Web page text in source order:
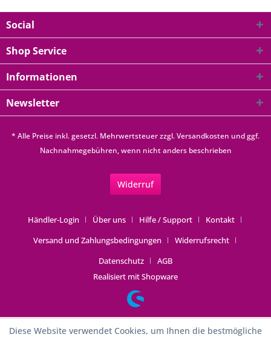
Social
Shop Service
Informationen
Newsletter
* Alle Preise inkl. gesetzl. Mehrwertsteuer zzgl.Versandkosten und ggf.
Nachnahmegebühren, wenn nicht anders beschrieben
Widerruf
Händler-Login Über uns Hilfe / Support
Kontakt
Versand und Zahlungsbedingungen
Widerrufsrecht
Datenschutz
AGB
Realisiert mit Shopware
Diese Website verwendet Cookies, um Ihnen die bestmögliche